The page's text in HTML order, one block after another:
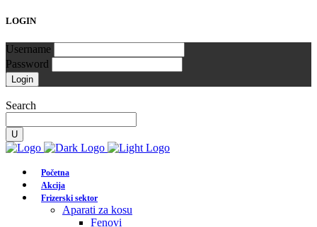
LOGIN
Username
Password
Search
Početna
Akcija
Frizerski sektor
Aparati za kosu
Fenovi